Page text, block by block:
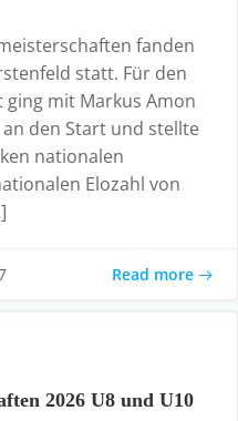
fanden
statt. Für den
mit Markus Amon
den Start und stellte
nationalen
Elozahl von
Read more
2026 U8 und U10